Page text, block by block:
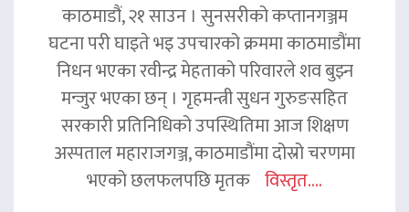
काठमाडौं, २१ साउन । सुनसरीको कप्तानगञ्जम
घटना परी घाइते भइ उपचारको क्रममा काठमाडौंमा
निधन भएका रवीन्द्र मेहताको परिवारले शव बुझ्न
मन्जुर भएका छन् । गृहमन्त्री सुधन गुरुङसहित
सरकारी प्रतिनिधिको उपस्थितिमा आज शिक्षण
अस्पताल महाराजगञ्ज, काठमाडौंमा दोस्रो चरणमा
भएको छलफलपछि मृतक विस्तृत....